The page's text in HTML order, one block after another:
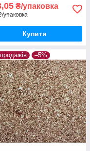
₴/упаковка
упаковка
Купити
–5%